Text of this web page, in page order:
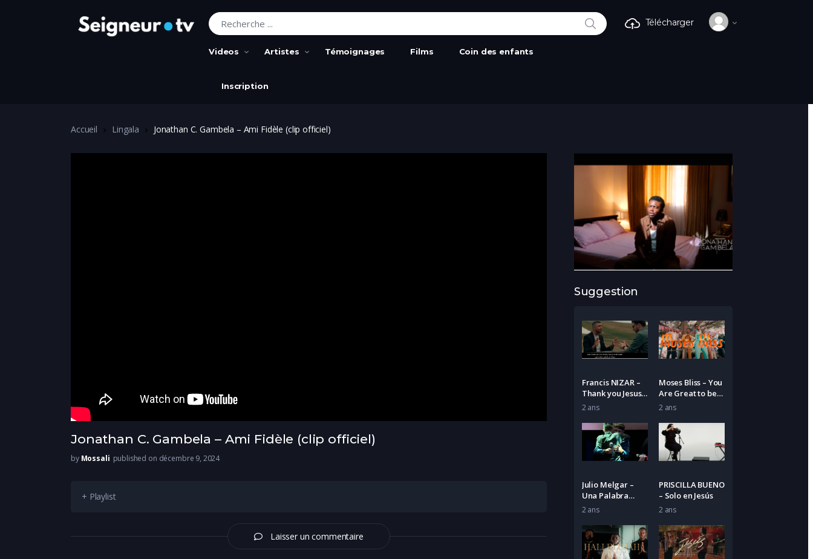
Recherche pour:
RECHERCHE
Videos Artistes Témoignages Films Coin des enfants
Inscription
Télécharger
Accueil Lingala Jonathan C. Gambela – Ami Fidèle (clip officiel)
Jonathan C. Gambela – Ami Fidèle (clip officiel)
by Mossali published on décembre 9, 2024
+ Playlist
Laisser un commentaire
Suggestion
Francis NIZAR –
Thank you Jesus
for the Blood
2 ans
Moses Bliss – You
Are Great to be
praised
2 ans
Julio Melgar –
Una Palabra
Poderosa.
2 ans
PRISCILLA BUENO
– Solo en Jesús
2 ans